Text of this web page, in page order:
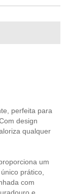
perfeita para
design
qualquer
um
prático,
com